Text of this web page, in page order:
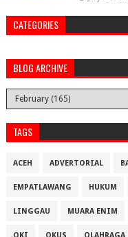
CATEGORIES
BLOG ARCHIVE
TAGS
ACEH ADVERTORIAL
EMPATLAWANG HUKUM
LINGGAU MUARA ENIM